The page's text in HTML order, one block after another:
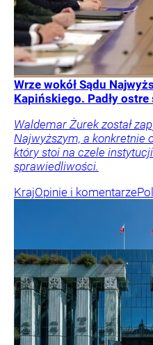
Wrze wokół Sądu
Kapińskiego. Padły ostre
Waldemar Żurek został
Najwyższym, a konkretnie
który stoi na czele
sprawiedliwości.
KrajOpinie i komentarze